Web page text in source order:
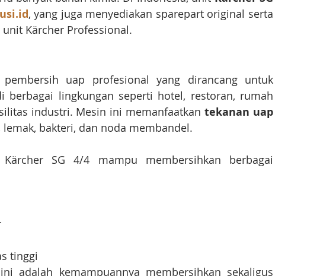
, yang juga menyediakan sparepart original serta
Kärcher Professional.
uap profesional yang dirancang untuk
berbagai lingkungan seperti hotel, restoran, rumah
industri. Mesin ini memanfaatkan tekanan uap
bakteri, dan noda membandel.
SG 4/4 mampu membersihkan berbagai
tinggi
adalah kemampuannya membersihkan sekaligus